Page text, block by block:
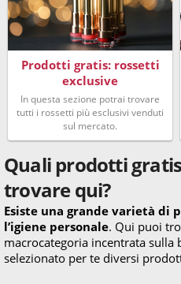
Prodotti gratis: rossetti
exclusive
In questa sezione potrai trovare
tutti i rossetti più esclusivi venduti
sul mercato.
Quali prodotti
trovare qui?
Esiste una grande varietà di
l’igiene personale. Qui puoi
macrocategoria incentrata sulla
selezionato per te diversi